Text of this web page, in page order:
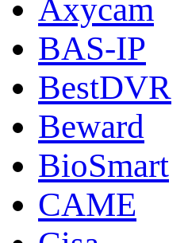
Axycam
BAS-IP
BestDVR
Beward
BioSmart
CAME